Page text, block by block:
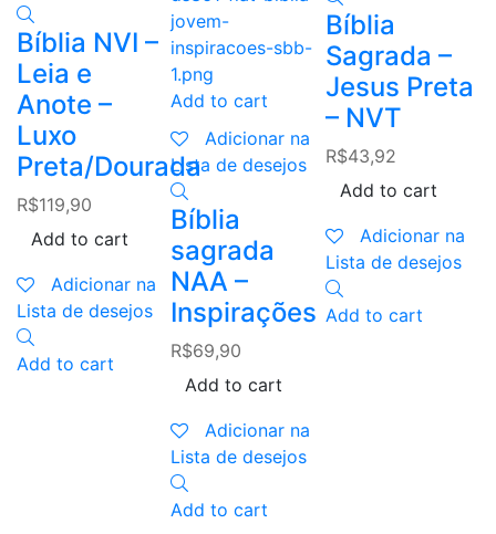
Bíblia NVI –
Leia e
Anote –
Luxo
Preta/Dourada
R$119,90
Add to cart
Adicionar na
Lista de desejos
Add to cart
Add to cart
Adicionar na
Lista de desejos
Bíblia
sagrada
NAA –
Inspirações
R$69,90
Add to cart
Adicionar na
Lista de desejos
Add to cart
Bíblia
Sagrada –
Jesus Preta
– NVT
R$43,92
Add to cart
Adicionar na
Lista de desejos
Add to cart